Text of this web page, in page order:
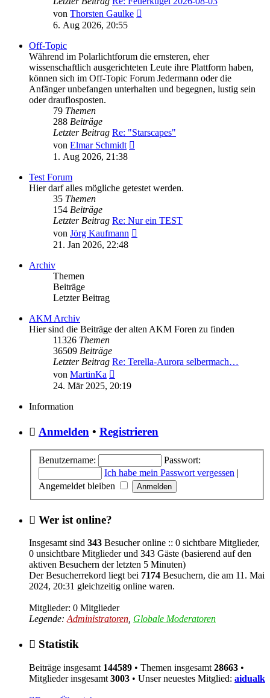
von Thorsten Gaulke
6. Aug 2026, 20:55
Off-Topic
Während im Polarlichtforum die ernsteren, eher
wissenschaftlich ausgerichteten Leute ihre Plattform haben,
können sich im Off-Topic Forum Jedermann oder die
Anfänger unbefangen unterhalten und begegnen, lustig sein
oder drauflosposten.
79 Themen
288 Beiträge
Letzter Beitrag Re: "Starscapes"
von Elmar Schmidt
1. Aug 2026, 21:38
Test Forum
Hier darf alles mögliche getestet werden.
35 Themen
154 Beiträge
Letzter Beitrag Re: Nur ein TEST
von Jörg Kaufmann
21. Jan 2026, 22:48
Archiv
Themen
Beiträge
Letzter Beitrag
AKM Archiv
Hier sind die Beiträge der alten AKM Foren zu finden
11326 Themen
36509 Beiträge
Letzter Beitrag Re: Terella-Aurora selbermach…
von MartinKa
Beitrag
24. Mär 2025, 20:19
Information
Anmelden • Registrieren
Benutzername:
Passwort:
Ich habe mein Passwort vergessen |
Angemeldet bleiben
Wer ist online?
Insgesamt sind 343 Besucher online :: 0 sichtbare Mitglieder,
0 unsichtbare Mitglieder und 343 Gäste (basierend auf den
aktiven Besuchern der letzten 5 Minuten)
Der Besucherrekord liegt bei 7174 Besuchern, die am 11. Mai
2024, 20:31 gleichzeitig online waren.
Mitglieder: 0 Mitglieder
Legende: Administratoren Globale Moderatoren
Statistik
Beiträge insgesamt 144589 • Themen insgesamt 28663 •
Mitglieder insgesamt 3003 • Unser neuestes Mitglied: aidualk